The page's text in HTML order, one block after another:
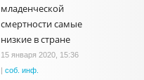
младенческой
смертности самые
низкие в стране
15 января 2020, 15:36
| соб. инф.